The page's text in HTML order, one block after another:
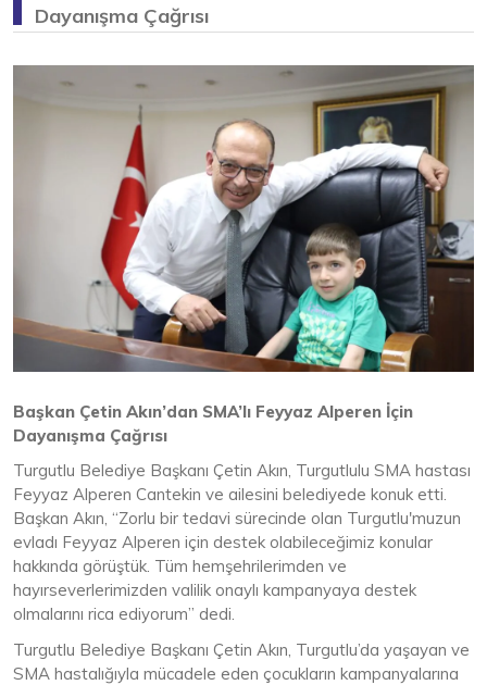
Dayanışma Çağrısı
Başkan Çetin Akın’dan SMA’lı Feyyaz Alperen İçin
Dayanışma Çağrısı
Turgutlu Belediye Başkanı Çetin Akın, Turgutlulu SMA hastası
Feyyaz Alperen Cantekin ve ailesini belediyede konuk etti.
Başkan Akın, “Zorlu bir tedavi sürecinde olan Turgutlu'muzun
evladı Feyyaz Alperen için destek olabileceğimiz konular
hakkında görüştük. Tüm hemşehrilerimden ve
hayırseverlerimizden valilik onaylı kampanyaya destek
olmalarını rica ediyorum” dedi.
Turgutlu Belediye Başkanı Çetin Akın, Turgutlu’da yaşayan ve
SMA hastalığıyla mücadele eden çocukların kampanyalarına